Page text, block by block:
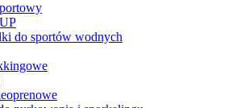
do sportów wodnych